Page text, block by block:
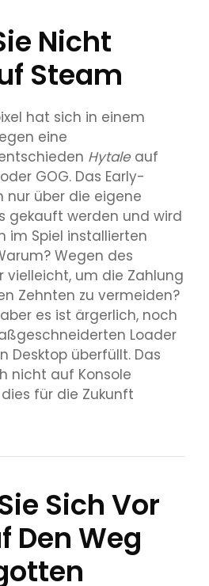
Nicht
Steam
hat sich in einem
eine
Hytale auf
GOG. Das Early-
nur über die eigene
gekauft werden und wird
im Spiel installierten
Wegen des
vielleicht, um die Zahlung
Zehnten zu vermeiden?
es ist ärgerlich, noch
Loader
Desktop überfüllt. Das
nicht auf Konsole
für die Zukunft
Sich Vor
Den Weg